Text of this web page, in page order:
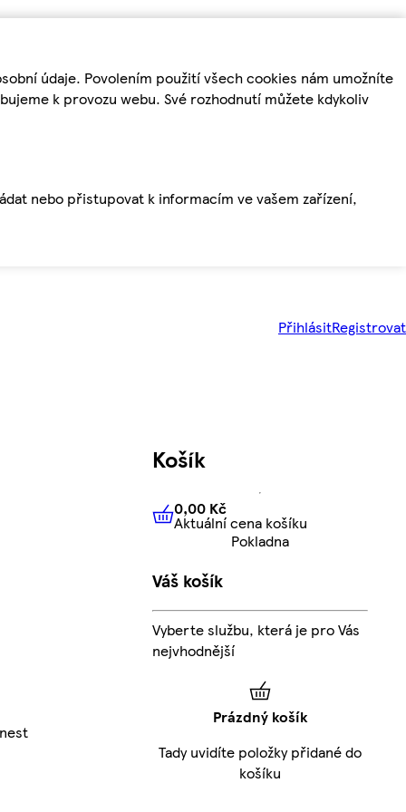
údaje. Povolením použití všech cookies nám umožníte
k provozu webu. Své rozhodnutí můžete kdykoliv
nebo přistupovat k informacím ve vašem zařízení,
PřihlásitRegistrovat
Košík
0,00 KčAktuální cena košíku
0,00 Kč
Aktuální cena košíku
Pokladna
Váš košík
Vyberte službu, která je pro Vás
nejvhodnější
Prázdný košík
Tady uvidíte položky přidané do
košíku